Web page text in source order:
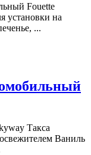
Fouette
установки на
...
Такса
Ваниль